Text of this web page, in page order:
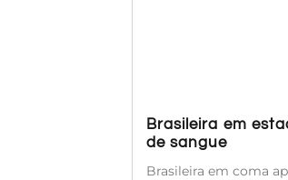
Brasileira em
de sangue
Brasileira em coma